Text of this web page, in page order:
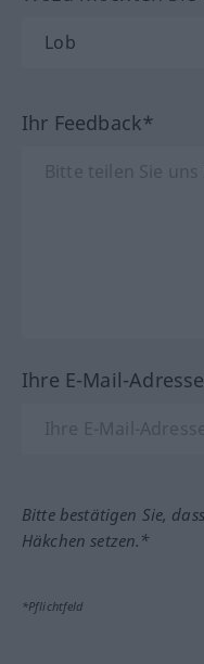
Ihr Feedback*
Ihre E-Mail-
Bitte bestätigen Sie,
Häkchen setzen.*
*Pflichtfeld